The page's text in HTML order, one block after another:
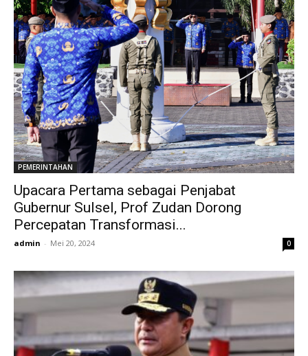
PEMERINTAHAN
Upacara Pertama sebagai Penjabat
Gubernur Sulsel, Prof Zudan Dorong
Percepatan Transformasi...
admin - Mei 20, 2024 0